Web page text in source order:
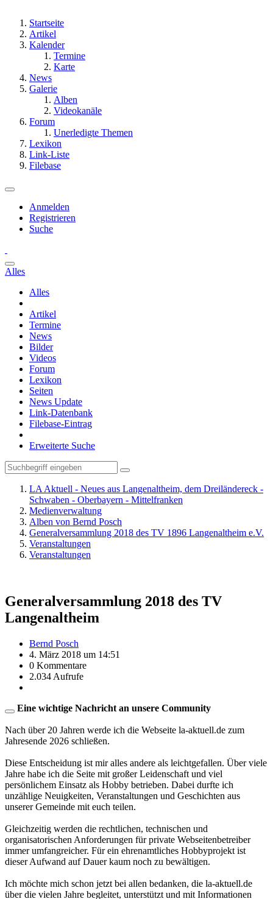
Startseite
Artikel
Kalender
Termine
Karte
News
Galerie
Alben
Videokanäle
Forum
Unerledigte Themen
Lexikon
Link-Liste
Filebase
Anmelden
Registrieren
Suche
Alles
Alles
Artikel
Termine
News
Bilder
Videos
Forum
Lexikon
Seiten
News Update
Link-Datenbank
Filebase-Eintrag
Erweiterte Suche
LA Aktuell - Neues aus Langenaltheim, dem Dreiländereck -
Schwaben - Oberbayern - Mittelfranken
Medienverwaltung
Alben von Bernd Posch
Generalversammlung 2018 des TV 1896 Langenaltheim e.V.
Veranstaltungen
Veranstaltungen
Generalversammlung 2018 des TV
Langenaltheim
Bernd Posch
4. März 2018 um 14:51
0 Kommentare
2.034 Aufrufe
Eine wichtige Nachricht an unsere Community
Nach über 20 Jahren werde ich die Webseite la-aktuell.de zum
Jahresende 2026 schließen.
Diese Entscheidung ist mir alles andere als leichtgefallen. Über viele
Jahre habe ich die Seite mit großer Leidenschaft und viel
persönlichem Einsatz als Hobby betrieben. Dabei durfte ich
unzählige Neuigkeiten, Veranstaltungen und Geschichten aus
unserer Gemeinde mit euch teilen.
Gleichzeitig werden die rechtlichen, technischen und
organisatorischen Anforderungen für private Webseitenbetreiber
immer umfangreicher. Für ein ehrenamtliches Hobbyprojekt ist
dieser Aufwand auf Dauer kaum noch zu bewältigen.
Ich möchte mich schon jetzt bei allen bedanken, die la-aktuell.de
über die vielen Jahre begleitet, unterstützt und mit Informationen